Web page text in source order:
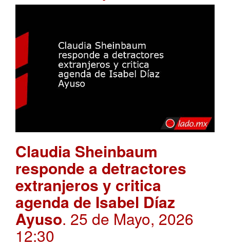
Claudia Sheinbaum
responde a detractores
extranjeros y critica
agenda de Isabel Díaz
Ayuso. 25 de Mayo, 2026
12:30